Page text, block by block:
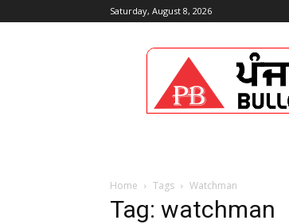
Saturday, August 8, 2026
Punjabi
Bulletin
Home Tags Watchman
Tag: watchman